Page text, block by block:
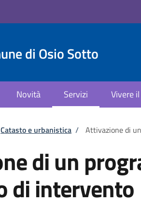
di Osio Sotto
Novità Servizi Vivere
pane
Catasto e urbanistica / Attivazione di
di un
di intervento